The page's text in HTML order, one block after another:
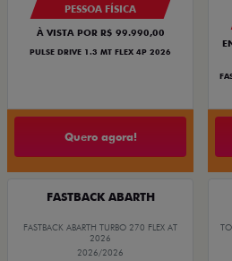
PESSOA FÍSICA
À VISTA POR R$ 99.990,00
PULSE DRIVE 1.3 MT FLEX 4P 2026
Quero agora!
FASTBACK ABARTH
FASTBACK ABARTH TURBO 270 FLEX AT
2026
2026/2026